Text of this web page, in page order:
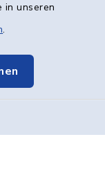
in unseren
.